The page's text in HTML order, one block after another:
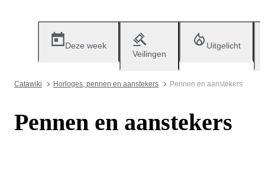
Deze week
Veilingen
Uitgelicht
Catawiki Horloges, pennen en aanstekers Pennen en aanstekers
Pennen en aanstekers